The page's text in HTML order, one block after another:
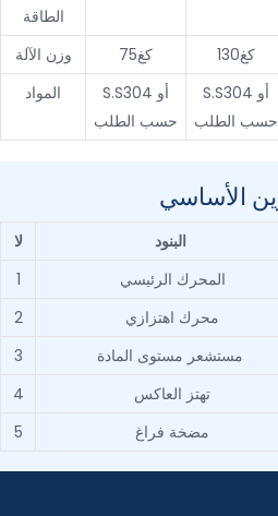
الطاقة
وزن الآلة كغ75 كغ130
المواد
S.S304 أو
حسب الطلب
S.S304 أو
حسب الطلب
لا
1
المحرك الرئيسي
2
محرك اهتزازي
3
4
تهتز العاكس
5
مضخة فراغ